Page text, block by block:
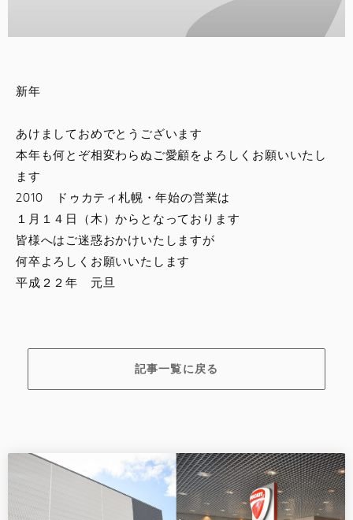
スタッフ
DUCATI OWNER’S CLUB
アパレル
コンフィギュレーター
新年
あけましておめでとうございます
本年も何とぞ相変わらぬご愛顧をよろしくお願いいたし
ます
2010 ドゥカティ札幌・年始の営業は
１月１４日（木）からとなっております
皆様へはご迷惑おかけいたしますが
何卒よろしくお願いいたします
平成２２年 元旦
記事一覧に戻る